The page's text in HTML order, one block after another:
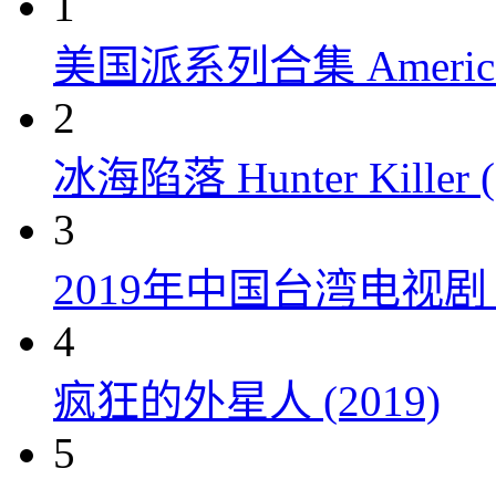
美国派系列合集
2
冰海陷落 Hunter Killer
3
2019年中国台湾电视
4
疯狂的外星人 (2019)
5